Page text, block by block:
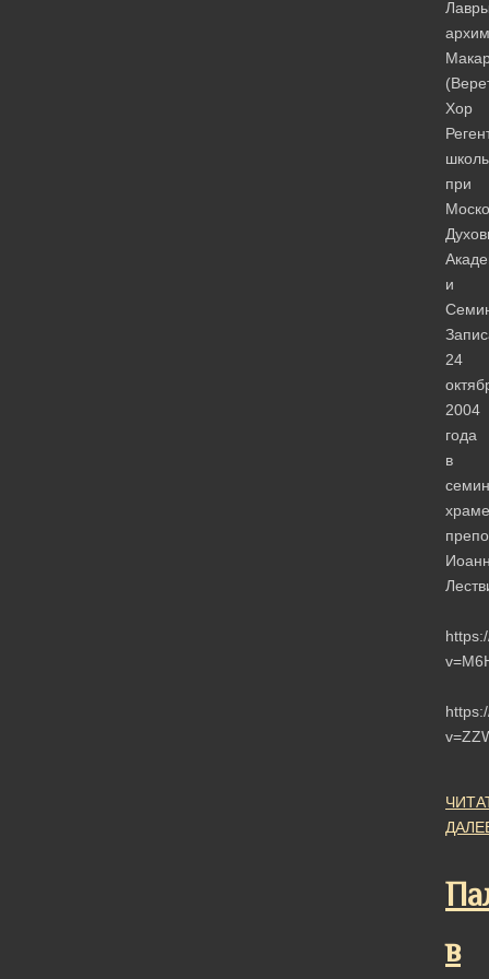
Хор
при
и
24
2004
года
в
храме
в